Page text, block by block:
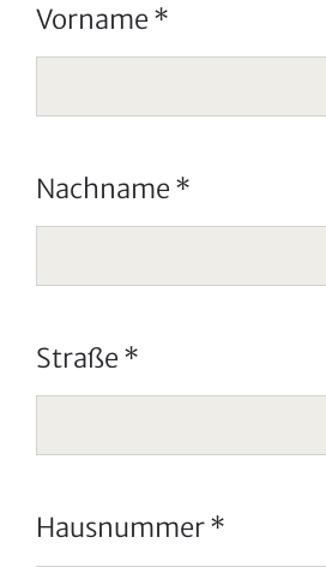
Vorname *
Nachname *
Straße *
Hausnummer*